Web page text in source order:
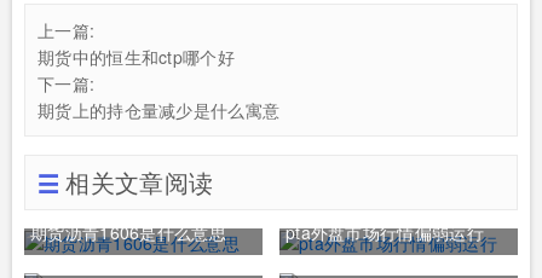
上一篇:
期货中的恒生和ctp哪个好
下一篇:
期货上的持仓量减少是什么寓意
相关文章阅读
期货沥青1606是什么意思 pta外盘市场行情偏弱运行